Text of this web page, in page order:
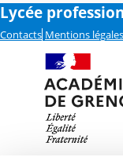
Lycée
Contacts Mentions légales